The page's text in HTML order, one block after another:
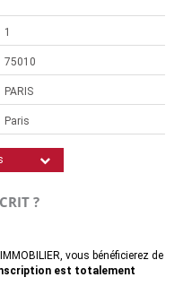
1
75010
PARIS
Paris
?
vous bénéficierez de
est totalement